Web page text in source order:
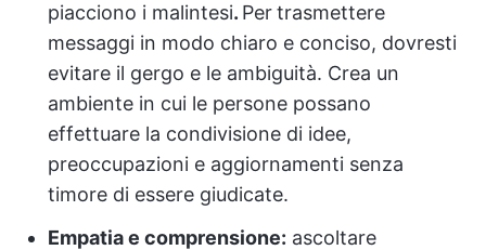
piacciono i malintesi. Pertrasmettere
messaggi in modo chiaro e conciso, dovresti
evitare il gergo e le ambiguità. Crea un
ambiente in cui le persone possano
effettuare la condivisione di idee,
preoccupazioni e aggiornamenti senza
timore di essere giudicate.
Empatia e comprensione: ascoltare